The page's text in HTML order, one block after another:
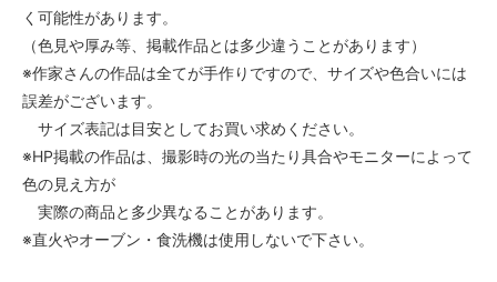
く可能性があります。
（色見や厚み等、掲載作品とは多少違うことがあります）
※作家さんの作品は全てが手作りですので、サイズや色合いには
誤差がございます。
サイズ表記は目安としてお買い求めください。
※HP掲載の作品は、撮影時の光の当たり具合やモニターによって
色の見え方が
実際の商品と多少異なることがあります。
※直火やオーブン・食洗機は使用しないで下さい。